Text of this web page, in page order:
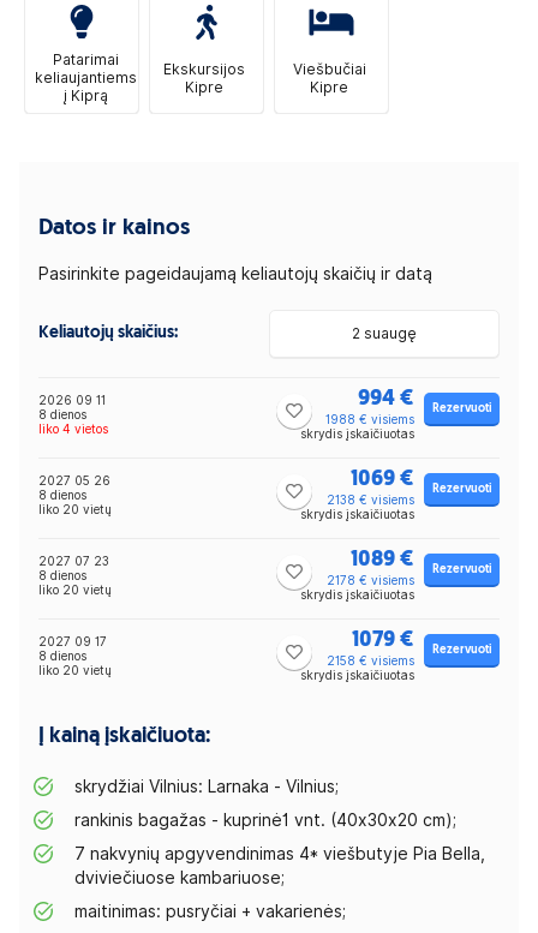
Patarimai
keliaujantiems
į Kiprą
Ekskursijos
Kipre
Viešbučiai
Kipre
Datos ir kainos
Pasirinkite pageidaujamą keliautojų skaičių ir datą
Keliautojų skaičius: 2 suaugę
2026 09 11
8 dienos
liko 4 vietos
994 €
1988 € visiems
skrydis įskaičiuotas
Rezervuoti
2027 05 26
8 dienos
liko 20 vietų
1069 €
2138 € visiems
skrydis įskaičiuotas
Rezervuoti
2027 07 23
8 dienos
liko 20 vietų
1089 €
2178 € visiems
skrydis įskaičiuotas
Rezervuoti
2027 09 17
8 dienos
liko 20 vietų
1079 €
2158 € visiems
skrydis įskaičiuotas
Rezervuoti
Į kainą įskaičiuota:
skrydžiai Vilnius: Larnaka - Vilnius;
rankinis bagažas - kuprinė1 vnt. (40x30x20 cm);
7 nakvynių apgyvendinimas 4* viešbutyje Pia Bella,
dviviečiuose kambariuose;
maitinimas: pusryčiai + vakarienės;